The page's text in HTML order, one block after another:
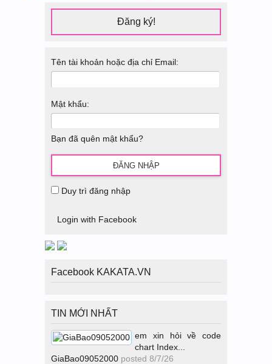
Đăng ký!
Tên tài khoản hoặc địa chỉ Email:
Mật khẩu:
Bạn đã quên mật khẩu?
Duy trì đăng nhập
Login with Facebook
Facebook KAKATA.VN
TIN MỚI NHẤT
em xin hỏi về code
chart Index...
GiaBao09052000 posted 8/7/26